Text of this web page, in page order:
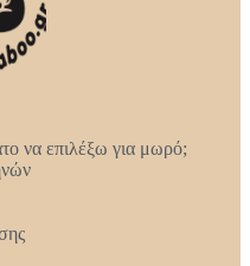
να επιλέξω για μωρό;